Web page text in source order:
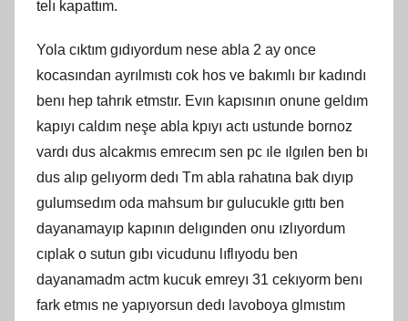
telı kapattım.
Yola cıktım gıdıyordum nese abla 2 ay once
kocasından ayrılmıstı cok hos ve bakımlı bır kadındı
benı hep tahrık etmstır. Evın kapısının onune geldım
kapıyı caldım neşe abla kpıyı actı ustunde bornoz
vardı dus alcakmıs emrecım sen pc ıle ılgılen ben bı
dus alıp gelıyorm dedı Tm abla rahatına bak dıyıp
gulumsedım oda mahsum bır gulucukle gıttı ben
dayanamayıp kapının delıgınden onu ızlıyordum
cıplak o sutun gıbı vicudunu lıflıyodu ben
dayanamadm actm kucuk emreyı 31 cekıyorm benı
fark etmıs ne yapıyorsun dedı lavoboya glmıstım